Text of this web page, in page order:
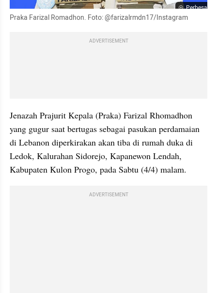
Perbesar
Praka Farizal Romadhon. Foto: @farizalrmdn17/Instagram
ADVERTISEMENT
Jenazah Prajurit Kepala (Praka) Farizal Rhomadhon
yang gugur saat bertugas sebagai pasukan perdamaian
di Lebanon diperkirakan akan tiba di rumah duka di
Ledok, Kalurahan Sidorejo, Kapanewon Lendah,
Kabupaten Kulon Progo, pada Sabtu (4/4) malam.
ADVERTISEMENT